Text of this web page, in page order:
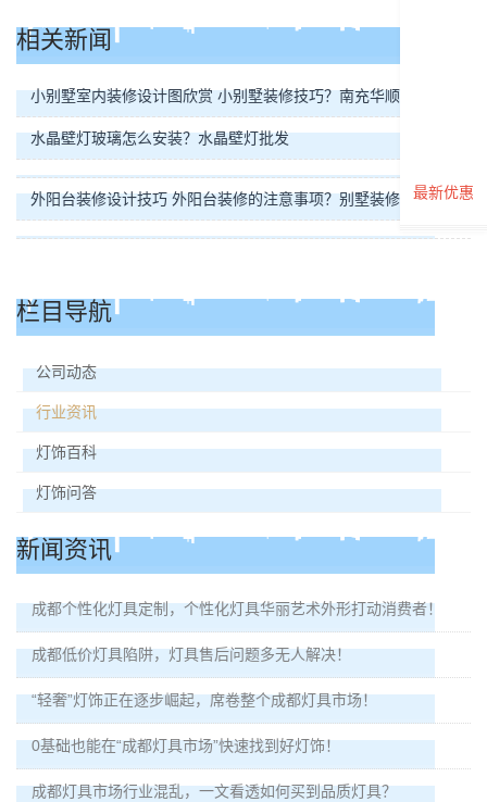
相关新闻
小别墅室内装修设计图欣赏 小别墅装修技巧？南充华顺装饰公司
水晶壁灯玻璃怎么安装？水晶壁灯批发
外阳台装修设计技巧 外阳台装修的注意事项？别墅装修装修报价
栏目导航
公司动态
行业资讯
灯饰百科
灯饰问答
新闻资讯
成都个性化灯具定制，个性化灯具华丽艺术外形打动消费者！
成都低价灯具陷阱，灯具售后问题多无人解决！
“轻奢”灯饰正在逐步崛起，席卷整个成都灯具市场！
0基础也能在“成都灯具市场”快速找到好灯饰！
成都灯具市场行业混乱，一文看透如何买到品质灯具？
最新优惠